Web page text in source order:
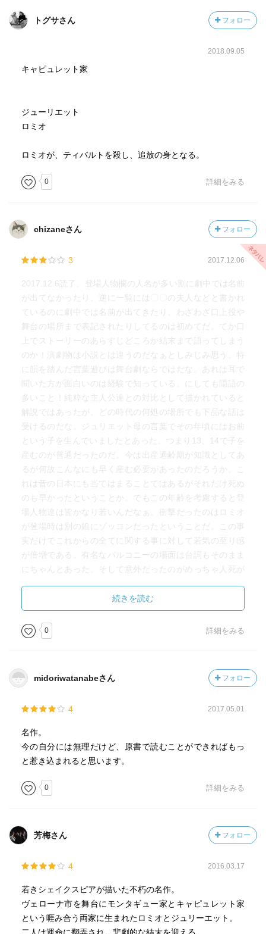
トグサさん フォロー
2018.09.05
キャピュレット家
ジューリエット
ロミオ
ロミオが、ティバルトを殺し、追放の身となる。
0 詳細をみる
chizaneさん フォロー
3 2017.12.06
2017.12.6読了。登場人物欄の人名が多い割に劇中では名前
が出てなかったり、逆に一覧には〇〇の夫人などと書かれ
ているのに劇中では名前が出てきたり、わざわざ口上役や
舞台の場所まで表記されたりしてるのは初めてだ。てか口
上でストーリーのあらすじどころか結末まで語ってしまう
のか！演劇物は小説とは違うのだなぁとしみじみ思う。特
に韻を踏んだ言葉遊びは舞台劇ならではだな。あれは耳で
聞いた方が面白いのは経験で知っている。にしても隠語の
多いこと！純粋な主人公達との対比として描かれていると
解説ではあったが、どの時代の何処の場所でも下品な話は
受けるのだな。ジュリエット母の言葉でその年頃にはお前
という子を生んでいましたとあった。つまり13、14で子を
産むのが普通だったのだ。今は出産適齢期が知識としてあ
るが何故こんなにも早く産む必要があったのだろうか。こ
れは昔の日本にも当てはまることではあるがそれだけ死ぬ
のも早かったということか。でもこの年齢を考慮すると登
場人物達は皆かなり若いんだなぁ。衝撃だったのはロミオ
が登場時は別の娘にゾッコンだったということだ。この事
実だけでこれからの全てに関する事に対して若気の至り感
が倍増である。有名なバルコニーの場面は台詞もそのまま
にちゃんとあった。そして意外だったのがめっちゃ人死が
彼ら以外に3人死んでる。思ってたより悲劇だった。ジュリ
エットは特に若気の至り真っしぐらで悲劇に酔ってる感が
凄まじい。さらにその酔いしれてる時に乳母が現れるとけ
ろっとするのがいかにもまだウブな子供なんだなというの
でなく弄ばれた２つの命として見るとまさしく悲劇だ。に
してもまともなのはロレンス神父だけか。やっぱ神父様は
な。叱ってもくれるし必ず手を差し伸べてくれる。終わり
私も感じた。たった一週間程度の物語なのにじれったさす
ら覚えた。でも物語とは案外そんなものなのかもしれな
続きを読む
0 詳細をみる
midoriwatanabeさん フォロー
4 2017.05.01
名作。
今の自分には無理だけど、原書で読むことができればもっ
と惹き込まれると思います。
0 詳細をみる
芳梅さん フォロー
4 2016.03.17
若きシェイクスピアが描いた不朽の名作。
ヴェローナ市を舞台にモンタギュー家とキャピュレット家
という啀み合う両家に生まれたロミオとジュリーエット。